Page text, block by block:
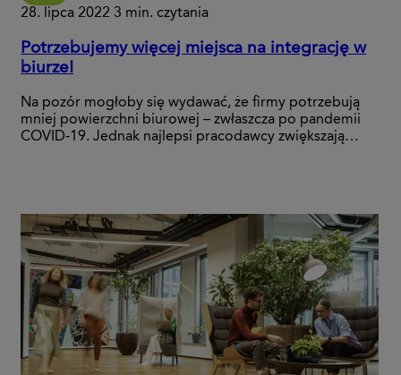
28. lipca 2022 3 min. czytania
Potrzebujemy więcej miejsca na integrację w
biurze!
Na pozór mogłoby się wydawać, że firmy potrzebują
mniej powierzchni biurowej – zwłaszcza po pandemii
COVID-19. Jednak najlepsi pracodawcy zwiększają…